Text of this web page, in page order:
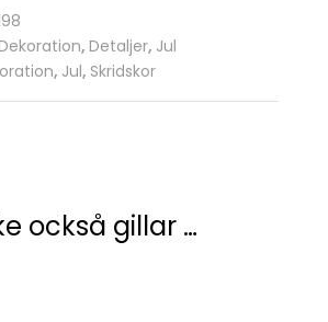
, Detaljer, Jul
, Jul, Skridskor
också gillar …